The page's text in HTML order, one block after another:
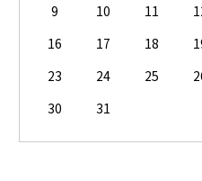
9
10 11
16
17 18
23
24 25
30
31